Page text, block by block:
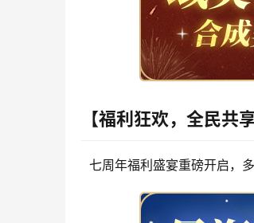
【福利狂欢，全民共享
七周年福利盛宴重磅开启，